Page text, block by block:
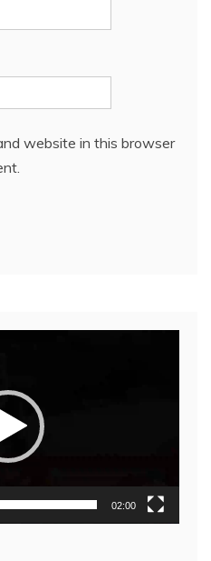
website in this browser
02:00